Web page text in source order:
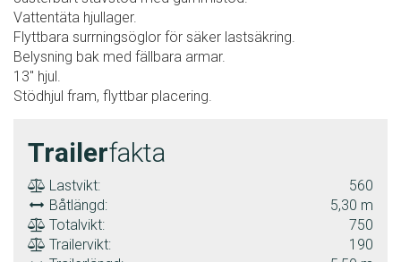
Vattentäta hjullager.
Flyttbara surrningsöglor för säker lastsäkring.
Belysning bak med fällbara armar.
13" hjul.
Stödhjul fram, flyttbar placering.
Trailerfakta
Lastvikt:
560
Båtlängd:
5,30 m
Totalvikt:
750
Trailervikt:
190